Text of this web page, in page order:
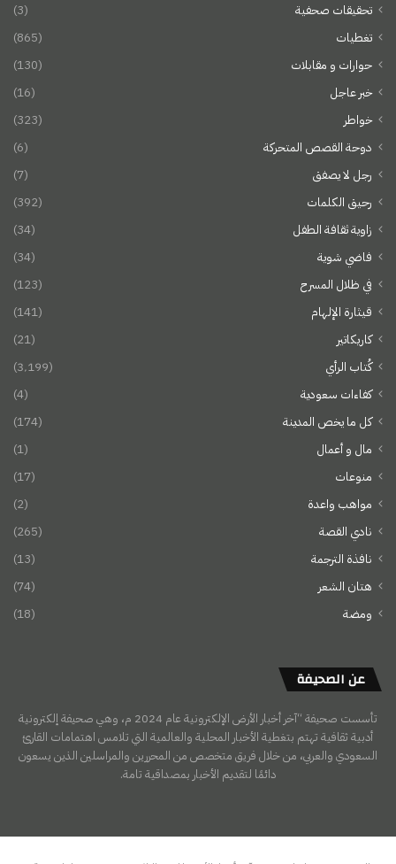
تحقيقات صحفية
(3)
تغطيات
(865)
حوارات و مقابلات
(130)
خبر عاجل
(16)
خواطر
(323)
دوحة القصص المتحركة
(6)
رجل لا يصفق
(7)
رحيق الكلمات
(392)
زاوية ثقافة الطفل
(34)
فاضي شوية
(34)
في ظلال المسرح
(123)
قيثارة الإلهام
(141)
كاريكاتير
(21)
كُتاب الرأي
(3٬199)
كفاءات سعودية
(4)
كل ما يخص المدينة
(174)
مال و أعمال
(1)
منوعات
(17)
مواهب واعدة
(2)
نادي القصة
(265)
نافذة الترجمة
(13)
هتان الشعر
(74)
ومضة
(18)
عن الصحيفة
تأسست صحيفة “آخر أخبار الأرض الإلكترونية عام 2024 م، وهي صحيفة إلكترونية
أدبية ثقافية تهتم بتغطية الأخبار المحلية والعالمية التي تلامس اهتمامات القارئ
السعودي والعربي، من خلال فريق متخصص من المحررين والمراسلين الذين يسعون
دائمًا لتقديم الأخبار بمصداقية تامة.